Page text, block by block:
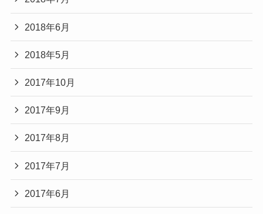
2018年6月
2018年5月
2017年10月
2017年9月
2017年8月
2017年7月
2017年6月